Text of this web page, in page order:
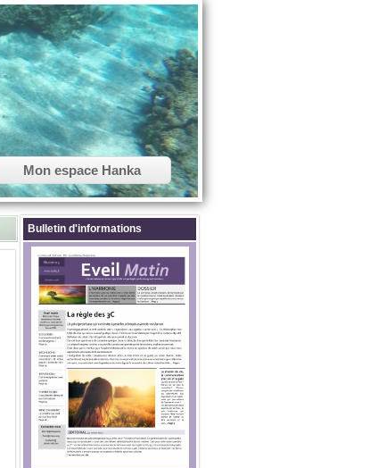
Mon espace Hanka
Bulletin d'informations